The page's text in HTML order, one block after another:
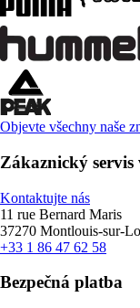
Objevte všechny naše
Zákaznický servis
Kontaktujte nás
11 rue Bernard Maris
37270 Montlouis-sur-
+33 1 86 47 62 58
Bezpečná platba